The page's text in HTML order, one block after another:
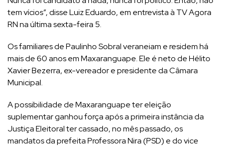
tem vícios”, disse Luiz Eduardo, em entrevista à TV Agora
RN na última sexta-feira 5.
Os familiares de Paulinho Sobral veraneiam e residem há
mais de 60 anos em Maxaranguape. Ele é neto de Hélito
Xavier Bezerra, ex-vereador e presidente da Câmara
Municipal.
A possibilidade de Maxaranguape ter eleição
suplementar ganhou força após a primeira instância da
Justiça Eleitoral ter cassado, no mês passado, os
mandatos da prefeita Professora Nira (PSD) e do vice